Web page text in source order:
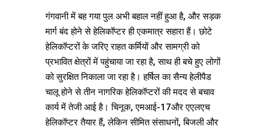
गंगवानी में बह गया पुल अभी बहाल नहीं हुआ है, और सड़क
मार्ग बंद होने से हेलिकॉप्टर ही एकमात्र सहारा हैं। छोटे
हेलिकॉप्टरों के जरिए राहत कर्मियों और सामग्री को
प्रभावित क्षेत्रों में पहुंचाया जा रहा है, साथ ही बचे हुए लोगों
को सुरक्षित निकाला जा रहा है। हर्षिल का सैन्य हेलीपैड
चालू होने से तीन नागरिक हेलिकॉप्टरों की मदद से बचाव
कार्य में तेजी आई है। चिनूक, एमआई-17और एएलएच
हेलिकॉप्टर तैयार हैं, लेकिन सीमित संसाधनों, बिजली और